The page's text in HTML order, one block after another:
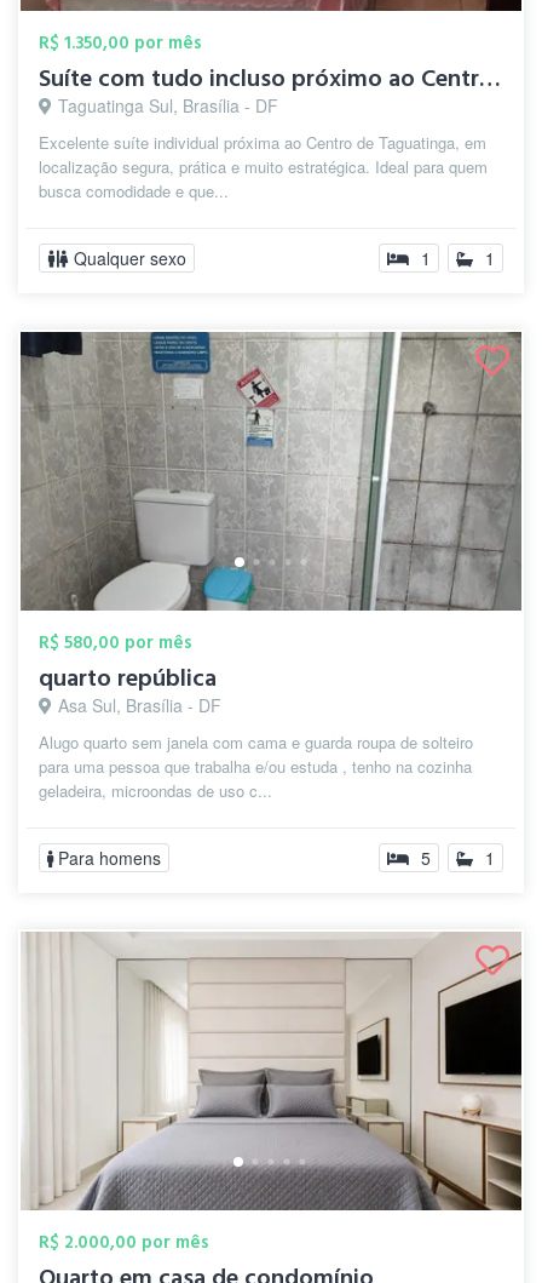
R$ 1.350,00 por mês
Suíte com tudo incluso próximo ao Centro...
Taguatinga Sul, Brasília - DF
Excelente suíte individual próxima ao Centro de Taguatinga, em
localização segura, prática e muito estratégica. Ideal para quem
busca comodidade e que...
Qualquer sexo 1 1
R$ 580,00 por mês
quarto república
Asa Sul, Brasília - DF
Alugo quarto sem janela com cama e guarda roupa de solteiro
para uma pessoa que trabalha e/ou estuda , tenho na cozinha
geladeira, microondas de uso c...
Para homens 5 1
R$ 2.000,00 por mês